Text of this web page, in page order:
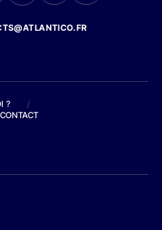
?
/
CONTACT